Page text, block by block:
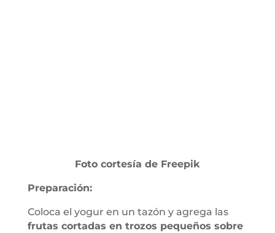
Foto cortesía de Freepik
Preparación:
Coloca el yogur en un tazón y agrega las
frutas cortadas en trozos pequeños sobre